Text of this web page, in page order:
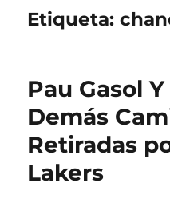
Etiqueta:
Pau Gasol
Demás
Retiradas
Lakers